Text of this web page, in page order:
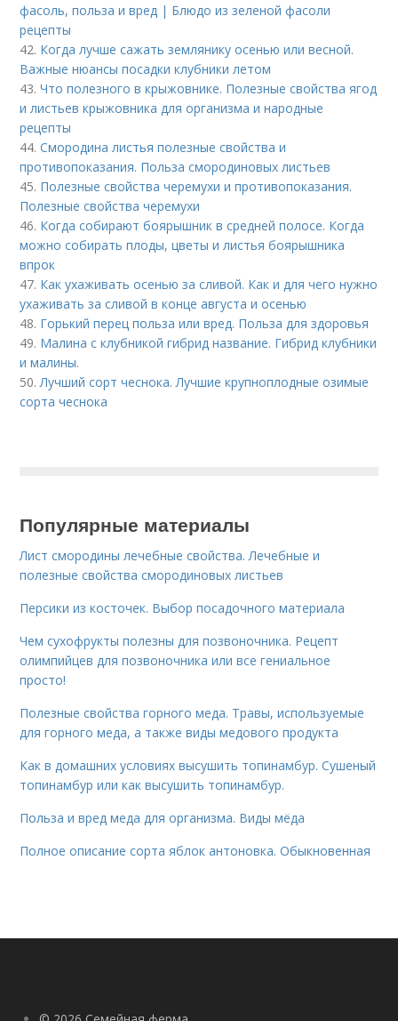
фасоль, польза и вред | Блюдо из зеленой фасоли
рецепты
42. Когда лучше сажать землянику осенью или весной.
Важные нюансы посадки клубники летом
43.Что полезного в крыжовнике. Полезные свойства ягод
и листьев крыжовника для организма и народные
рецепты
44.Смородина листья полезные свойства и
противопоказания. Польза смородиновых листьев
45. Полезные свойства черемухи и противопоказания.
Полезные свойства черемухи
46. Когда собирают боярышник в средней полосе. Когда
можно собирать плоды, цветы и листья боярышника
впрок
47. Как ухаживать осенью за сливой. Как и для чего нужно
ухаживать за сливой в конце августа и осенью
48. Горький перец польза или вред. Польза для здоровья
49. Малина с клубникой гибрид название. Гибрид клубники
и малины.
50.Лучший сорт чеснока. Лучшие крупноплодные озимые
сорта чеснока
Популярные материалы
Лист смородины лечебные свойства. Лечебные и
полезные свойства смородиновых листьев
Персики из косточек. Выбор посадочного материала
Чем сухофрукты полезны для позвоночника. Рецепт
олимпийцев для позвоночника или все гениальное
просто!
Полезные свойства горного меда. Травы, используемые
для горного меда, а также виды медового продукта
Как в домашних условиях высушить топинамбур. Сушеный
топинамбур или как высушить топинамбур.
Польза и вред меда для организма. Виды мёда
Полное описание сорта яблок антоновка. Обыкновенная